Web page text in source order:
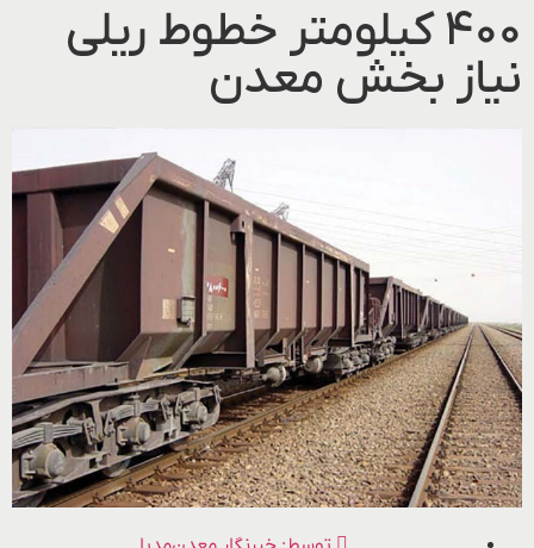
۴۰۰ کیلومتر خطوط ریلی
نیاز بخش معدن